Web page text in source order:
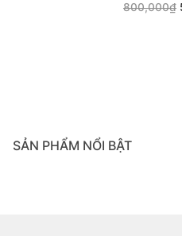
800,000₫
SẢN PHẨM NỔI BẬT